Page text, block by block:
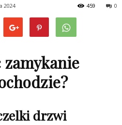
2024 0
459
drzwi